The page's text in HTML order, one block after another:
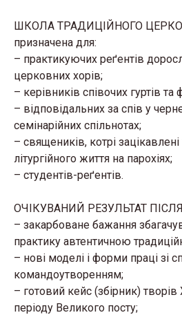
ШКОЛА ТРАДИЦІЙНОГО
призначена для:
– практикуючих реґентів
церковних хорів;
– керівників співочих гуртів та
– відповідальних за спів у
семінарійних спільнотах;
– священиків, котрі
літургійного життя на парохіях;
– студентів-реґентів.
ОЧІКУВАНИЙ РЕЗУЛЬТАТ
– закарбоване бажання
практику автентичною
– нові моделі і форми праці зі
командоутворенням;
– готовий кейс (збірник)
періоду Великого посту;